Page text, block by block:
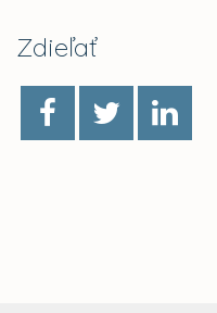
Zdieľať